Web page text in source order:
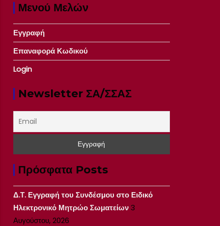
Μενού Μελών
Εγγραφή
Επαναφορά Κωδικού
Login
Newsletter ΣΑ/ΣΣΑΣ
Πρόσφατα Posts
Δ.Τ. Εγγραφή του Συνδέσμου στο Ειδικό
Ηλεκτρονικό Μητρώο Σωματείων3
Αυγούστου, 2026